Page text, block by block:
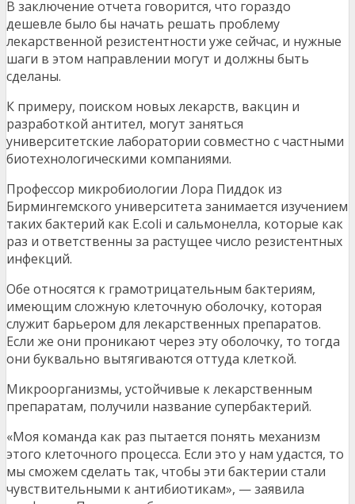
В заключение отчета говорится, что гораздо
дешевле было бы начать решать проблему
лекарственной резистентности уже сейчас, и нужные
шаги в этом направлении могут и должны быть
сделаны.
К примеру, поиском новых лекарств, вакцин и
разработкой антител, могут заняться
университетские лаборатории совместно с частными
биотехнологическими компаниями.
Профессор микробиологии Лора Пиддок из
Бирмингемского университета занимается изучением
таких бактерий как E.coli и сальмонелла, которые как
раз и ответственны за растущее число резистентных
инфекций.
Обе относятся к грамотрицательным бактериям,
имеющим сложную клеточную оболочку, которая
служит барьером для лекарственных препаратов.
Если же они проникают через эту оболочку, то тогда
они буквально вытягиваются оттуда клеткой.
Микроорганизмы, устойчивые к лекарственным
препаратам, получили название супербактерий.
«Моя команда как раз пытается понять механизм
этого клеточного процесса. Если это у нам удастся, то
мы сможем сделать так, чтобы эти бактерии стали
чувствительными к антибиотикам», — заявила